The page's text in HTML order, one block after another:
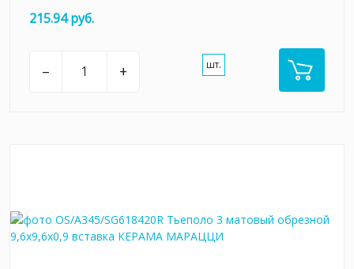
215.94 руб.
– + шт.